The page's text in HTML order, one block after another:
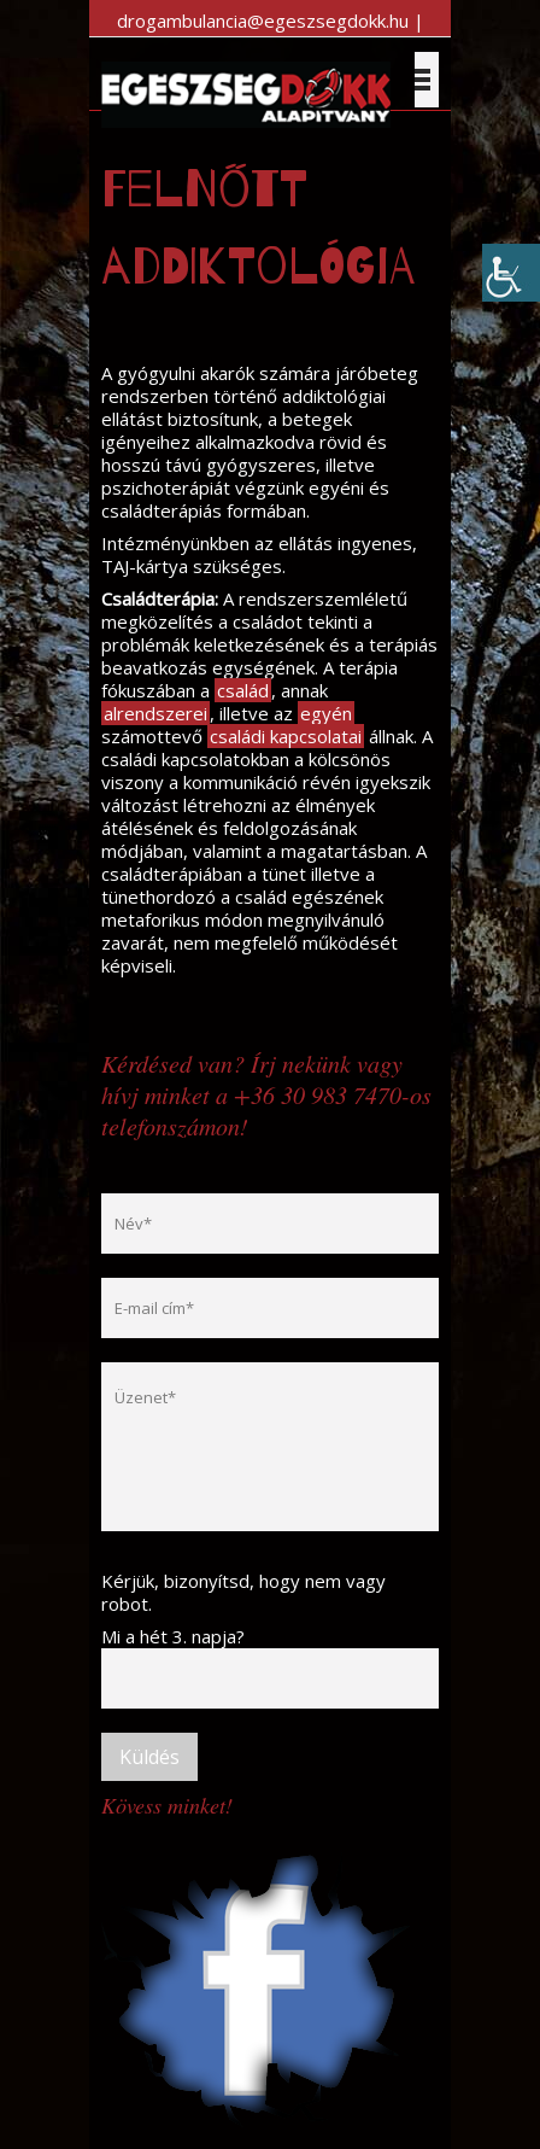
drogambulancia@egeszsegdokk.hu |
+36 30 983 7470
Felnőtt
addiktológia
A gyógyulni akarók számára járóbeteg
rendszerben történő addiktológiai
ellátást biztosítunk, a betegek
igényeihez alkalmazkodva rövid és
hosszú távú gyógyszeres, illetve
pszichoterápiát végzünk egyéni és
családterápiás formában.
Intézményünkben az ellátás ingyenes,
TAJ-kártya szükséges.
Családterápia: A rendszerszemléletű
megközelítés a családot tekinti a
problémák keletkezésének és a terápiás
beavatkozás egységének. A terápia
fókuszában a család , annak
alrendszerei , illetve az egyén
számottevő családi kapcsolatai állnak. A
családi kapcsolatokban a kölcsönös
viszony a kommunikáció révén igyekszik
változást létrehozni az élmények
átélésének és feldolgozásának
módjában, valamint a magatartásban. A
családterápiában a tünet illetve a
tünethordozó a család egészének
metaforikus módon megnyilvánuló
zavarát, nem megfelelő működését
képviseli.
Kérdésed van? Írj nekünk vagy
hívj minket a +36 30 983 7470-os
telefonszámon!
Kérjük, bizonyítsd, hogy nem vagy
robot.
Mi a hét 3. napja?
Kövess minket!